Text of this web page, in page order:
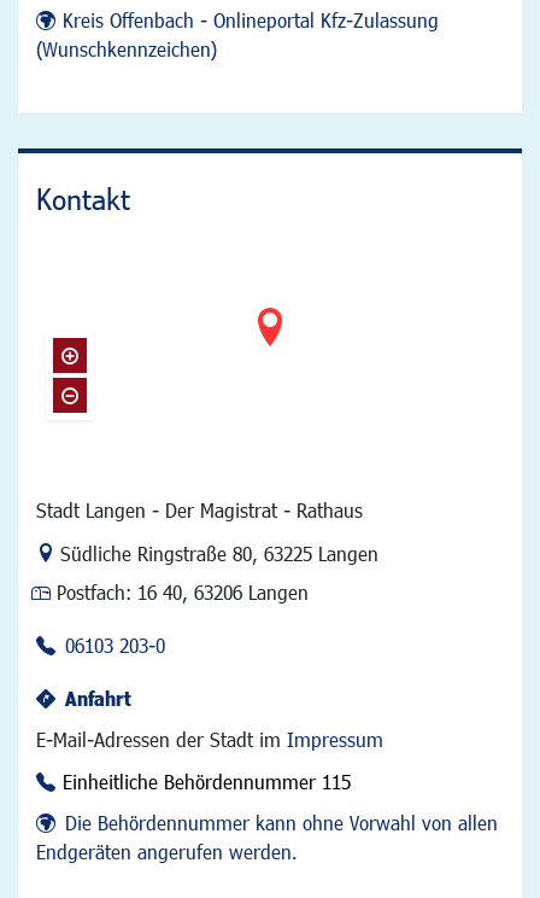
Kreis Offenbach - Onlineportal Kfz-Zulassung
(Wunschkennzeichen)
Kontakt
Stadt Langen - Der Magistrat - Rathaus
Link zur Google-Maps Navigation
Südliche Ringstraße 80, 63225 Langen
Postfach: 16 40, 63206 Langen
06103 203-0
Anfahrt
E-Mail-Adressen der Stadt im Impressum
Einheitliche Behördennummer 115
Die Behördennummer kann ohne Vorwahl von allen
Endgeräten angerufen werden.